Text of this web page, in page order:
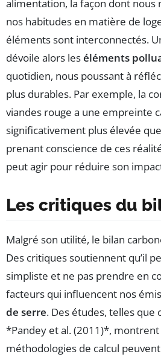
alimentation, la façon dont nous
nos habitudes en matière de
éléments sont interconnectés.
dévoile alors leséléments
quotidien, nous poussant à
plus durables. Par exemple, la
viandes rouge a une empreinte
significativement plus élevée
prenant conscience de ces
peut agir pour réduire son
Les critiques du
Malgré son utilité, le bilan
Des critiques soutiennent qu’il
simpliste et ne pas prendre en
facteurs qui influencent nos
de serre. Des études, telles que
*Pandey et al. (2011)*,
méthodologies de calcul